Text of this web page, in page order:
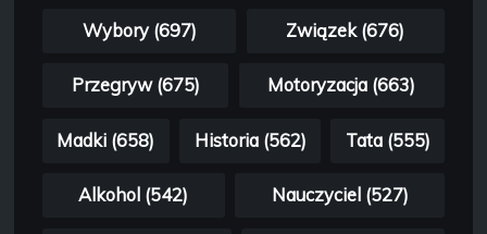
Wybory (697) Związek (676)
Przegryw (675) Motoryzacja (663)
Madki (658) Historia (562) Tata (555)
Alkohol (542) Nauczyciel (527)